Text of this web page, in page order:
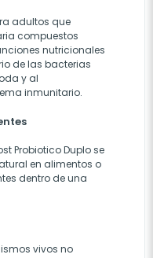
adultos que
compuestos
nutricionales
de las bacterias
y al
inmunitario.
Probiotico Duplo se
en alimentos o
dentro de una
vivos no